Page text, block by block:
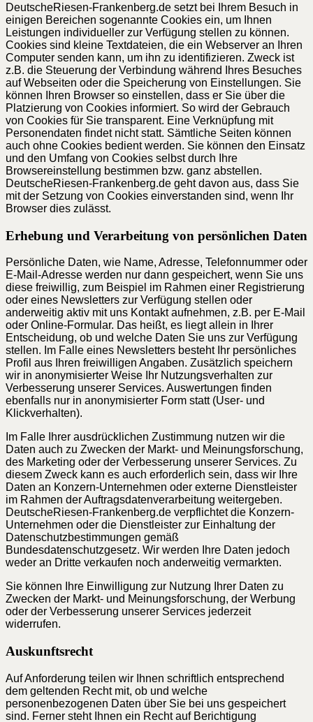
DeutscheRiesen-Frankenberg.de setzt bei Ihrem Besuch in
einigen Bereichen sogenannte Cookies ein, um Ihnen
Leistungen individueller zur Verfügung stellen zu können.
Cookies sind kleine Textdateien, die ein Webserver an Ihren
Computer senden kann, um ihn zu identifizieren. Zweck ist
z.B. die Steuerung der Verbindung während Ihres Besuches
auf Webseiten oder die Speicherung von Einstellungen. Sie
können Ihren Browser so einstellen, dass er Sie über die
Platzierung von Cookies informiert. So wird der Gebrauch
von Cookies für Sie transparent. Eine Verknüpfung mit
Personendaten findet nicht statt. Sämtliche Seiten können
auch ohne Cookies bedient werden. Sie können den Einsatz
und den Umfang von Cookies selbst durch Ihre
Browsereinstellung bestimmen bzw. ganz abstellen.
DeutscheRiesen-Frankenberg.de geht davon aus, dass Sie
mit der Setzung von Cookies einverstanden sind, wenn Ihr
Browser dies zulässt.
Erhebung und Verarbeitung von persönlichen Daten
Persönliche Daten, wie Name, Adresse, Telefonnummer oder
E-Mail-Adresse werden nur dann gespeichert, wenn Sie uns
diese freiwillig, zum Beispiel im Rahmen einer Registrierung
oder eines Newsletters zur Verfügung stellen oder
anderweitig aktiv mit uns Kontakt aufnehmen, z.B. per E-Mail
oder Online-Formular. Das heißt, es liegt allein in Ihrer
Entscheidung, ob und welche Daten Sie uns zur Verfügung
stellen. Im Falle eines Newsletters besteht Ihr persönliches
Profil aus Ihren freiwilligen Angaben. Zusätzlich speichern
wir in anonymisierter Weise Ihr Nutzungsverhalten zur
Verbesserung unserer Services. Auswertungen finden
ebenfalls nur in anonymisierter Form statt (User- und
Klickverhalten).
Im Falle Ihrer ausdrücklichen Zustimmung nutzen wir die
Daten auch zu Zwecken der Markt- und Meinungsforschung,
des Marketing oder der Verbesserung unserer Services. Zu
diesem Zweck kann es auch erforderlich sein, dass wir Ihre
Daten an Konzern-Unternehmen oder externe Dienstleister
im Rahmen der Auftragsdatenverarbeitung weitergeben.
DeutscheRiesen-Frankenberg.de verpflichtet die Konzern-
Unternehmen oder die Dienstleister zur Einhaltung der
Datenschutzbestimmungen gemäß
Bundesdatenschutzgesetz. Wir werden Ihre Daten jedoch
weder an Dritte verkaufen noch anderweitig vermarkten.
Sie können Ihre Einwilligung zur Nutzung Ihrer Daten zu
Zwecken der Markt- und Meinungsforschung, der Werbung
oder der Verbesserung unserer Services jederzeit
widerrufen.
Auskunftsrecht
Auf Anforderung teilen wir Ihnen schriftlich entsprechend
dem geltenden Recht mit, ob und welche
personenbezogenen Daten über Sie bei uns gespeichert
sind. Ferner steht Ihnen ein Recht auf Berichtigung